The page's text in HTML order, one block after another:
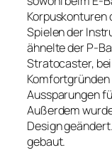
Korpuskonturen
Spielen der
ähnelte der P-
Stratocaster,
Aussparungen
Außerdem
Design
gebaut.